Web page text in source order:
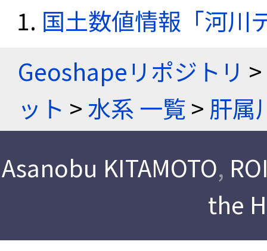
国土数値情報「河川
Geoshapeリポジトリ >
ット >水系 一覧> 肝属
Asanobu KITAMOTO,
the